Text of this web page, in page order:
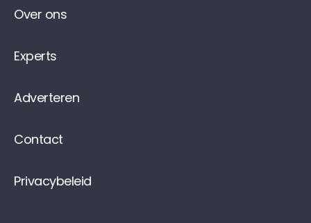
Over ons
Experts
Adverteren
Contact
Privacybeleid